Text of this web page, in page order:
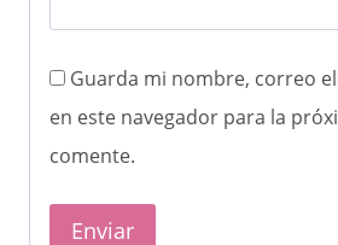
Guarda mi nombre, correo
en este navegador para la
comente.